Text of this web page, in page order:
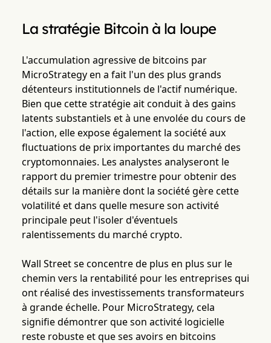
La stratégie Bitcoin à la loupe
L'accumulation agressive de bitcoins par
MicroStrategy en a fait l'un des plus grands
détenteurs institutionnels de l'actif numérique.
Bien que cette stratégie ait conduit à des gains
latents substantiels et à une envolée du cours de
l'action, elle expose également la société aux
fluctuations de prix importantes du marché des
cryptomonnaies. Les analystes analyseront le
rapport du premier trimestre pour obtenir des
détails sur la manière dont la société gère cette
volatilité et dans quelle mesure son activité
principale peut l'isoler d'éventuels
ralentissements du marché crypto.
Wall Street se concentre de plus en plus sur le
chemin vers la rentabilité pour les entreprises qui
ont réalisé des investissements transformateurs
à grande échelle. Pour MicroStrategy, cela
signifie démontrer que son activité logicielle
reste robuste et que ses avoirs en bitcoins